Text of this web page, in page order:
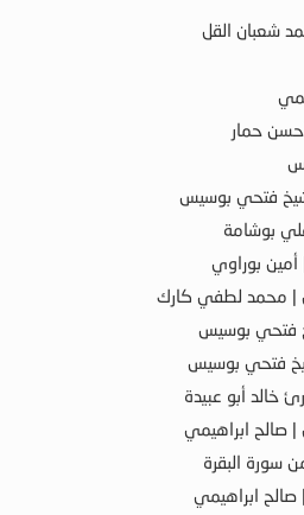
شعبان القل
حمار
فتحي بوسيس
بوشامة
بوراوي
| محمد لطفي كارك
فتحي بوسيس
فتحي بوسيس
خالد أبو عبيدة
صالح ابراهيمي
سورة البقرة
ابراهيمي